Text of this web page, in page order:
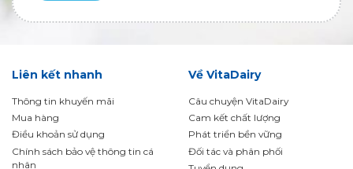
Liên kết nhanh
Thông tin khuyến mãi
Mua hàng
Điều khoản sử dụng
Chính sách bảo vệ thông tin cá
nhân
Về VitaDairy
Câu chuyện VitaDairy
Cam kết chất lượng
Phát triển bền vững
Đối tác và phân phối